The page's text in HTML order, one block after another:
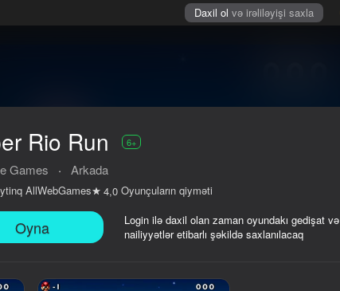
Daxil ol və irəliləyişi saxla
Rio Run 6+
Games · Arkada
AllWebGames 4,0 Oyunçuların qiyməti
Oyna
Login ilə daxil olan zaman oyundakı gedişat və
nailiyyətlər etibarlı şəkildə saxlanılacaq